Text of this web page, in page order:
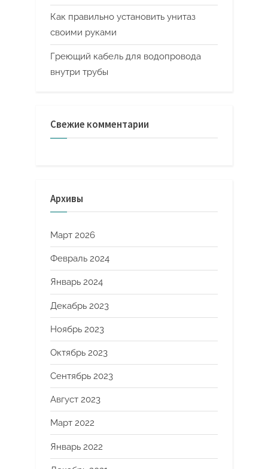
Как правильно установить унитаз
своими руками
Греющий кабель для водопровода
внутри трубы
Свежие комментарии
Архивы
Март 2026
Февраль 2024
Январь 2024
Декабрь 2023
Ноябрь 2023
Октябрь 2023
Сентябрь 2023
Август 2023
Март 2022
Январь 2022